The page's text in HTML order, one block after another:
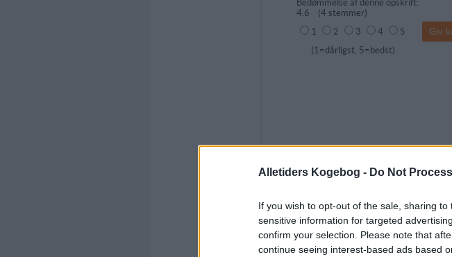
Alletiders Kogebog - Do Not
If you wish to opt-out of the sale, sharing
sensitive information for targeted
confirm your selection. Please note that
continue seeing interest-based ads based
Bedømmelse af denne opskrift:
4.6 (4 stemmer)
1
2 3 4
5
(1=dårligst, 5=bedst)
Kommentar: